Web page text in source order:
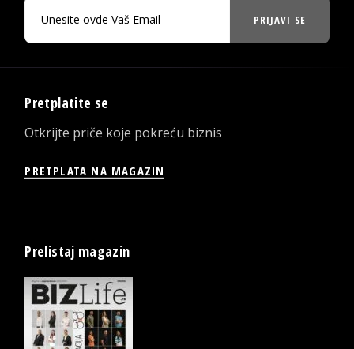
PRIJAVI SE
Pretplatite se
Otkrijte priče koje pokreću biznis
PRETPLATA NA MAGAZIN
Prelistaj magazin